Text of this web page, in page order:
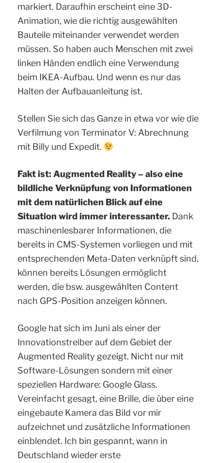
markiert. Daraufhin erscheint eine 3D-
Animation, wie die richtig ausgewählten
Bauteile miteinander verwendet werden
müssen. So haben auch Menschen mit zwei
linken Händen endlich eine Verwendung
beim IKEA-Aufbau. Und wenn es nur das
Halten der Aufbauanleitung ist.
Stellen Sie sich das Ganze in etwa vor wie die
Verfilmung von Terminator V: Abrechnung
mit Billy und Expedit.
Fakt ist: Augmented Reality – also eine
bildliche Verknüpfung von Informationen
mit dem natürlichen Blick auf eine
Situation wird immer interessanter. Dank
maschinenlesbarer Informationen, die
bereits in CMS-Systemen vorliegen und mit
entsprechenden Meta-Daten verknüpft sind,
können bereits Lösungen ermöglicht
werden, die bsw. ausgewählten Content
nach GPS-Position anzeigen können.
Google hat sich im Juni als einer der
Innovationstreiber auf dem Gebiet der
Augmented Reality gezeigt. Nicht nur mit
Software-Lösungen sondern mit einer
speziellen Hardware: Google Glass.
Vereinfacht gesagt, eine Brille, die über eine
eingebaute Kamera das Bild vor mir
aufzeichnet und zusätzliche Informationen
einblendet. Ich bin gespannt, wann in
Deutschland wieder erste